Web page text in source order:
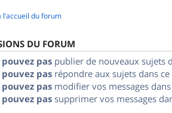
l’accueil du forum
DU FORUM
pas publier de nouveaux sujets
pas répondre aux sujets dans
pas modifier vos messages
passupprimer vos messages